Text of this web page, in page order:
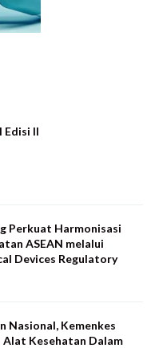
Edisi II
Perkuat Harmonisasi
ASEAN melalui
Devices Regulatory
Nasional, Kemenkes
Alat Kesehatan Dalam